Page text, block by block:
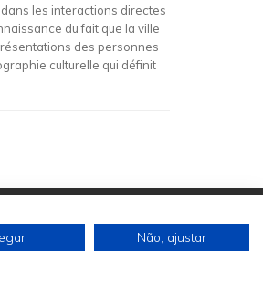
les interactions directes
du fait que la ville
des personnes
culturelle qui définit
Não, ajustar